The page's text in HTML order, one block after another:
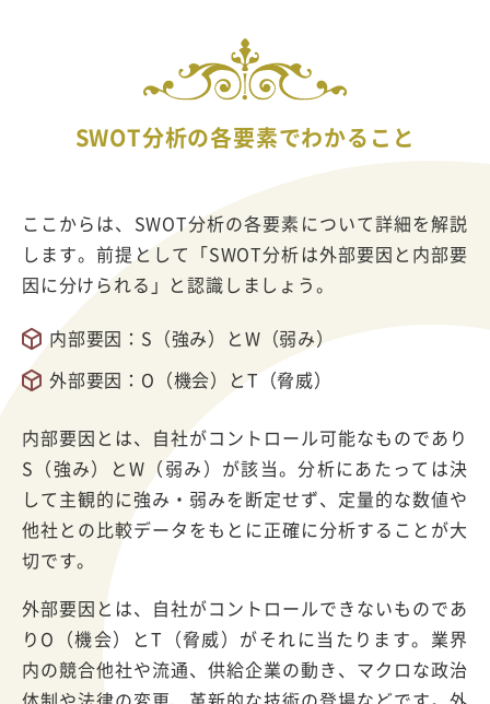
SWOT分析の各要素でわかること
ここからは、SWOT分析の各要素について詳細を解説
します。前提として「SWOT分析は外部要因と内部要
因に分けられる」と認識しましょう。
内部要因：S（強み）とW（弱み）
外部要因：O（機会）とT（脅威）
内部要因とは、自社がコントロール可能なものであり
S（強み）とW（弱み）が該当。分析にあたっては決
して主観的に強み・弱みを断定せず、定量的な数値や
他社との比較データをもとに正確に分析することが大
切です。
外部要因とは、自社がコントロールできないものであ
りO（機会）とT（脅威）がそれに当たります。業界
内の競合他社や流通、供給企業の動き、マクロな政治